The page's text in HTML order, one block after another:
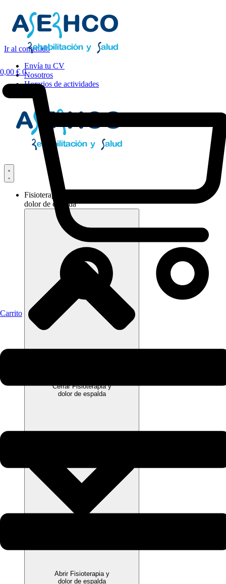
Ir al contenido
Envía tu CV
Nosotros
Horarios de actividades
Fisioterapia y
dolor de espalda
Cerrar Fisioterapia y
dolor de espalda
Abrir Fisioterapia y
dolor de espalda
0,00 € 0
Carrito